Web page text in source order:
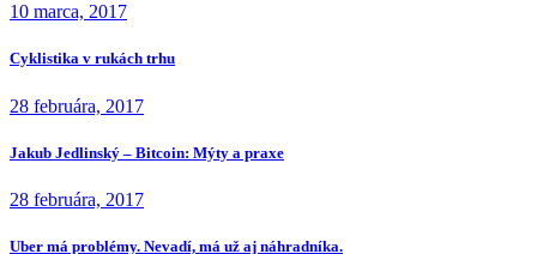
10 marca, 2017
Cyklistika v rukách trhu
28 februára, 2017
Jakub Jedlinský – Bitcoin: Mýty a praxe
28 februára, 2017
Uber má problémy. Nevadí, má už aj náhradníka.